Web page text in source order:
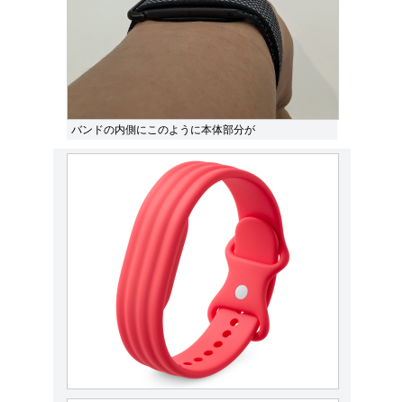
バンドの内側にこのように本体部分が